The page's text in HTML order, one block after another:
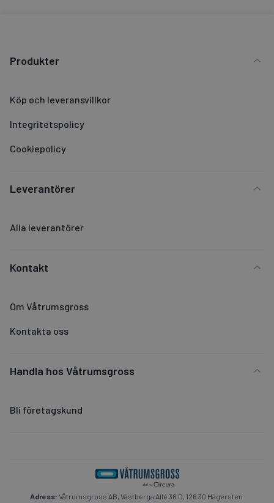
Produkter
Köp och leveransvillkor
Integritetspolicy
Cookiepolicy
Leverantörer
Alla leverantörer
Kontakt
Om Våtrumsgross
Kontakta oss
Handla hos Våtrumsgross
Bli företagskund
Adress: Våtrumsgross AB, Västberga Allé 36 D, 126 30 Hägersten